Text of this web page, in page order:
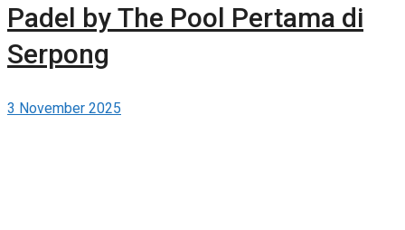
Padel by The Pool Pertama di
Serpong
3 November 2025